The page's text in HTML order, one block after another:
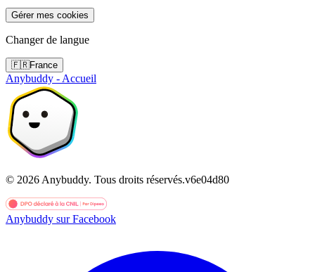
Gérer mes cookies
Changer de langue
🇫🇷France
Anybuddy - Accueil
© 2026 Anybuddy. Tous droits réservés.v6e04d80
Anybuddy sur Facebook